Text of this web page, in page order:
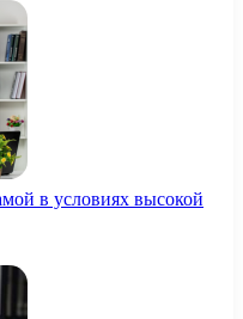
в условиях высокой